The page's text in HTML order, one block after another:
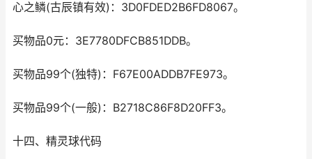
心之鳞(古辰镇有效)：3D0FDED2B6FD8067。
买物品0元：3E7780DFCB851DDB。
买物品99个(独特)：F67E00ADDB7FE973。
买物品99个(一般)：B2718C86F8D20FF3。
十四、精灵球代码